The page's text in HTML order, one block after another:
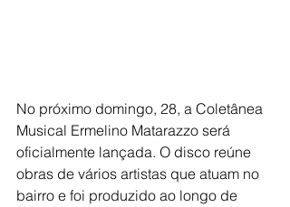
No próximo domingo, 28, a Coletânea
Musical Ermelino Matarazzo será
oficialmente lançada. O disco reúne
obras de vários artistas que atuam no
bairro e foi produzido ao longo de